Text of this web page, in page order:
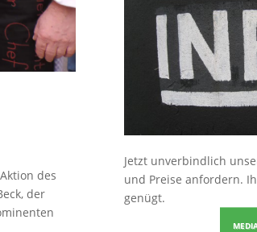
des
der
Jetzt unverbindlich
und Preise anfordern.
genügt.